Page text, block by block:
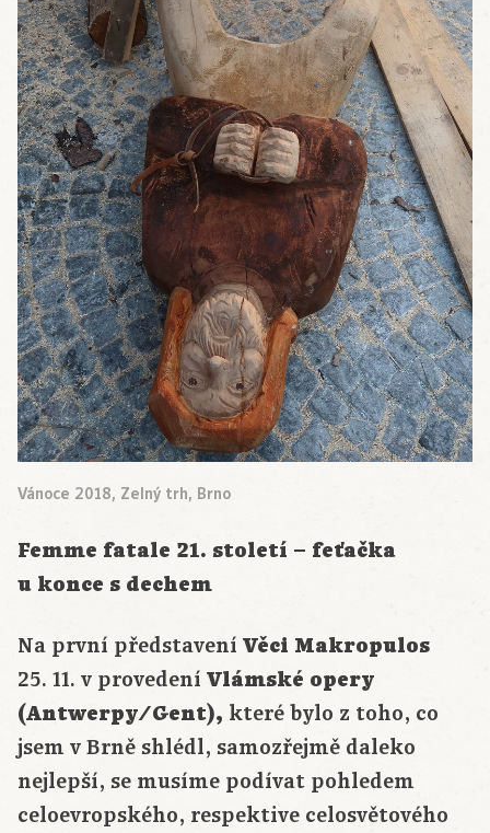
Vánoce 2018, Zelný trh, Brno
Femme fatale 21. století – feťačka
u konce s dechem
Na první představení Věci Makropulos
25. 11. v provedení Vlámské opery
(Antwerpy/Gent), které bylo z toho, co
jsem v Brně shlédl, samozřejmě daleko
nejlepší, se musíme podívat pohledem
celoevropského, respektive celosvětového